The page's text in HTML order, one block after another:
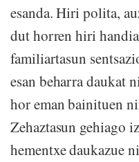
esanda. Hiri polita,
dut horren hiri handia
familiartasun
esan beharra daukat
hor eman bainituen
Zehaztasun gehiago
hementxe daukazue